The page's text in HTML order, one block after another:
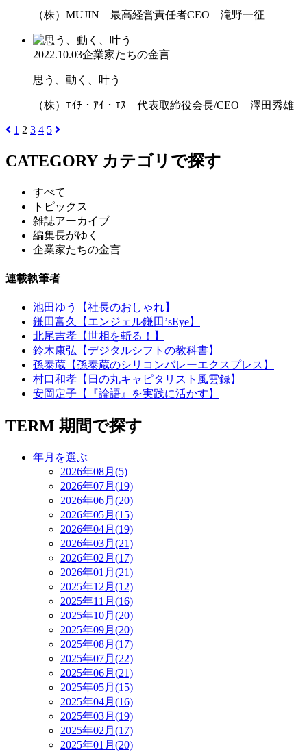
（株）MUJIN 最高経営責任者CEO 滝野一征
2022.10.03企業家たちの金言
思う、動く、叶う
（株）ｴｲﾁ・ｱｲ・ｴｽ 代表取締役会長/CEO 澤田秀雄
1 2 3 4 5
CATEGORY カテゴリで探す
すべて
トピックス
雑誌アーカイブ
編集長がゆく
企業家たちの金言
連載執筆者
池田ゆう【社長のおしゃれ】
鎌田富久【エンジェル鎌田’sEye】
北尾吉孝【世相を斬る！】
鈴木康弘【デジタルシフトの教科書】
孫泰蔵【孫泰蔵のシリコンバレーエクスプレス】
村口和孝【日の丸キャピタリスト風雲録】
安岡定子【『論語』を実践に活かす】
TERM 期間で探す
年月を選ぶ
2026年08月(5)
2026年07月(19)
2026年06月(20)
2026年05月(15)
2026年04月(19)
2026年03月(21)
2026年02月(17)
2026年01月(21)
2025年12月(12)
2025年11月(16)
2025年10月(20)
2025年09月(20)
2025年08月(17)
2025年07月(22)
2025年06月(21)
2025年05月(15)
2025年04月(16)
2025年03月(19)
2025年02月(17)
2025年01月(20)